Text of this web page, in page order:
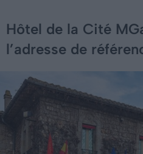
Hôtel de la Cité
l’adresse de